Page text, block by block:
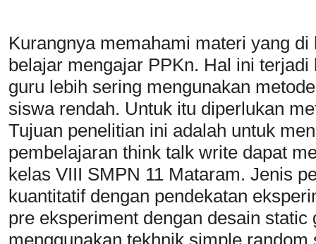
Kurangnya memahami materi yang
belajar mengajar PPKn. Hal ini
guru lebih sering mengunakan
siswa rendah. Untuk itu diperlukan
Tujuan penelitian ini adalah untuk
pembelajaran think talk write dapat
kelas VIII SMPN 11 Mataram. Jenis
kuantitatif dengan pendekatan
pre eksperiment dengan desain
menggunakan tekhnik simple